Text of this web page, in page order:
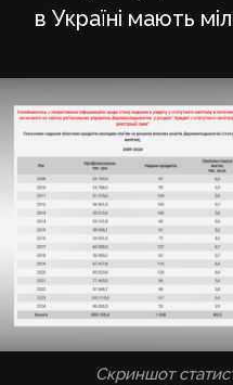
в Україні мають
Скриншот